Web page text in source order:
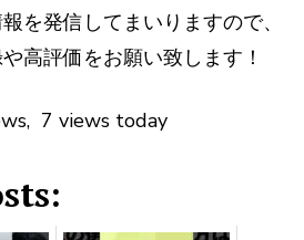
を発信してまいりますので、
高評価をお願い致します！
7 views today